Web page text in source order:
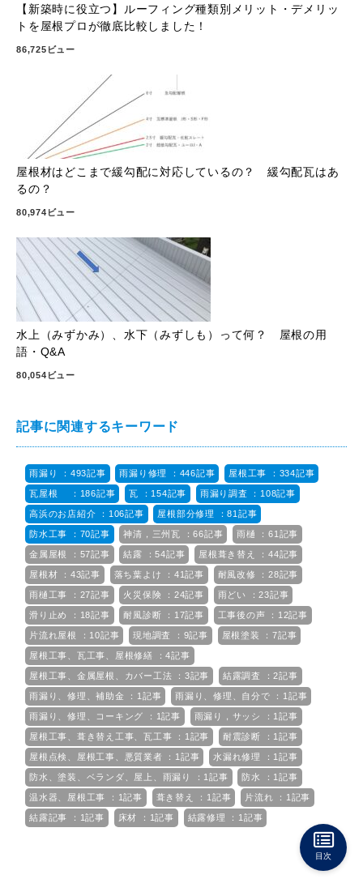
【新築時に役立つ】ルーフィング種類別メリット・デメリッ
トを屋根プロが徹底比較しました！
86,725ビュー
屋根材はどこまで緩勾配に対応しているの？ 緩勾配瓦はあ
るの？
80,974ビュー
水上（みずかみ）、水下（みずしも）って何？ 屋根の用
語・Q&A
80,054ビュー
記事に関連するキーワード
雨漏り ：493記事 雨漏り修理 ：446記事 屋根工事 ：334記事
瓦屋根 ：186記事 瓦 ：154記事 雨漏り調査 ：108記事
高浜のお店紹介 ：106記事 屋根部分修理 ：81記事
防水工事 ：70記事 神清，三州瓦 ：66記事 雨樋 ：61記事
金属屋根 ：57記事 結露 ：54記事 屋根葺き替え ：44記事
屋根材 ：43記事 落ち葉よけ ：41記事 耐風改修 ：28記事
雨樋工事 ：27記事 火災保険 ：24記事 雨どい ：23記事
滑り止め ：18記事 耐風診断 ：17記事 工事後の声 ：12記事
片流れ屋根 ：10記事 現地調査 ：9記事 屋根塗装 ：7記事
屋根工事、瓦工事、屋根修繕 ：4記事
屋根工事、金属屋根、カバー工法 ：3記事 結露調査 ：2記事
雨漏り、修理、補助金 ：1記事 雨漏り、修理、自分で ：1記事
雨漏り、修理、コーキング ：1記事 雨漏り，サッシ ：1記事
屋根工事、葺き替え工事、瓦工事 ：1記事 耐震診断 ：1記事
屋根点検、屋根工事、悪質業者 ：1記事 水漏れ修理 ：1記事
防水、塗装、ベランダ、屋上、雨漏り ：1記事 防水 ：1記事
温水器、屋根工事 ：1記事 葺き替え ：1記事 片流れ ：1記事
結露記事 ：1記事 床材 ：1記事 結露修理 ：1記事
目次